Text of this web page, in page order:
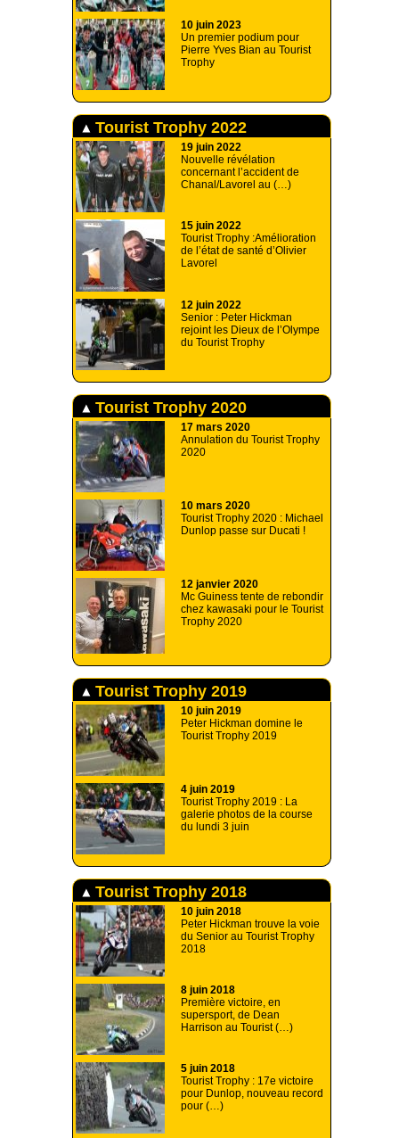
10 juin 2023
Un premier podium pour
Pierre Yves Bian au Tourist
Trophy
Tourist Trophy 2022
19 juin 2022
Nouvelle révélation
concernant l’accident de
Chanal/Lavorel au (…)
15 juin 2022
Tourist Trophy :Amélioration
de l’état de santé d’Olivier
Lavorel
12 juin 2022
Senior : Peter Hickman
rejoint les Dieux de l’Olympe
du Tourist Trophy
Tourist Trophy 2020
17 mars 2020
Annulation du Tourist Trophy
2020
10 mars 2020
Tourist Trophy 2020 : Michael
Dunlop passe sur Ducati !
12 janvier 2020
Mc Guiness tente de rebondir
chez kawasaki pour le Tourist
Trophy 2020
Tourist Trophy 2019
10 juin 2019
Peter Hickman domine le
Tourist Trophy 2019
4 juin 2019
Tourist Trophy 2019 : La
galerie photos de la course
du lundi 3 juin
Tourist Trophy 2018
10 juin 2018
Peter Hickman trouve la voie
du Senior au Tourist Trophy
2018
8 juin 2018
Première victoire, en
supersport, de Dean
Harrison au Tourist (…)
5 juin 2018
Tourist Trophy : 17e victoire
pour Dunlop, nouveau record
pour (…)